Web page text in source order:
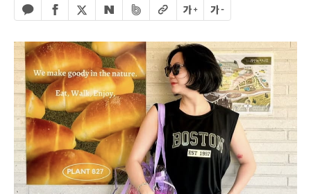
카카오톡 공유하기
페이스북 공유하기
엑스 공유하기
네이버 공유하기
밴드 공유하기
URL복사글자 크게글자 작게